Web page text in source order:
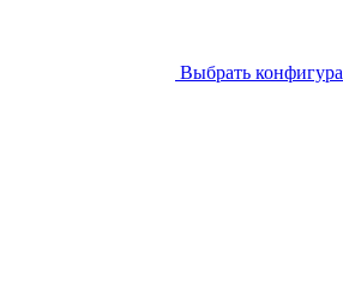
Выбрать